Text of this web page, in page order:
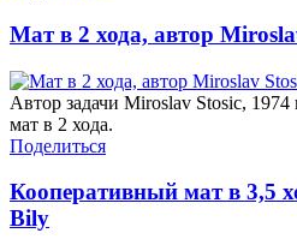
Мат в 2 хода, автор
Автор задачи Miroslav Stosic,
мат в 2 хода.
Поделиться
Кооперативный мат в 3,5
Bily